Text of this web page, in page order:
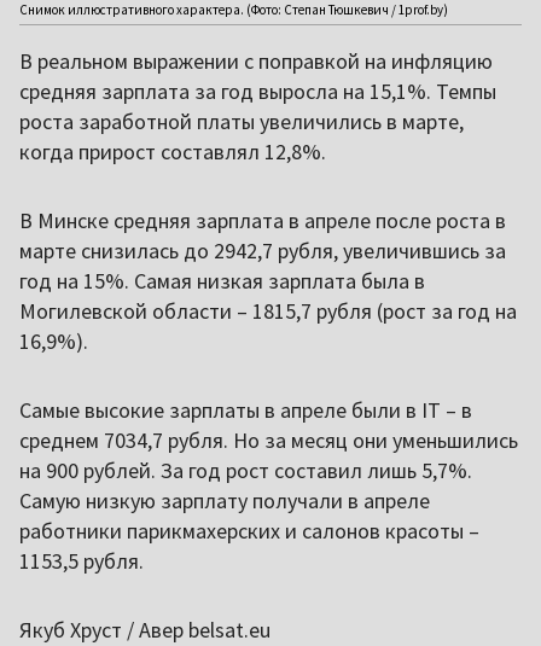
Снимок иллюстративного характера. (Фото: Степан Тюшкевич / 1prof.by)
В реальном выражении с поправкой на инфляцию
средняя зарплата за год выросла на 15,1%. Темпы
роста заработной платы увеличились в марте,
когда прирост составлял 12,8%.
В Минске средняя зарплата в апреле после роста в
марте снизилась до 2942,7 рубля, увеличившись за
год на 15%. Самая низкая зарплата была в
Могилевской области – 1815,7 рубля (рост за год на
16,9%).
Самые высокие зарплаты в апреле были в ІТ – в
среднем 7034,7 рубля. Но за месяц они уменьшились
на 900 рублей. За год рост составил лишь 5,7%.
Самую низкую зарплату получали в апреле
работники парикмахерских и салонов красоты –
1153,5 рубля.
Якуб Хруст / Авер belsat.eu